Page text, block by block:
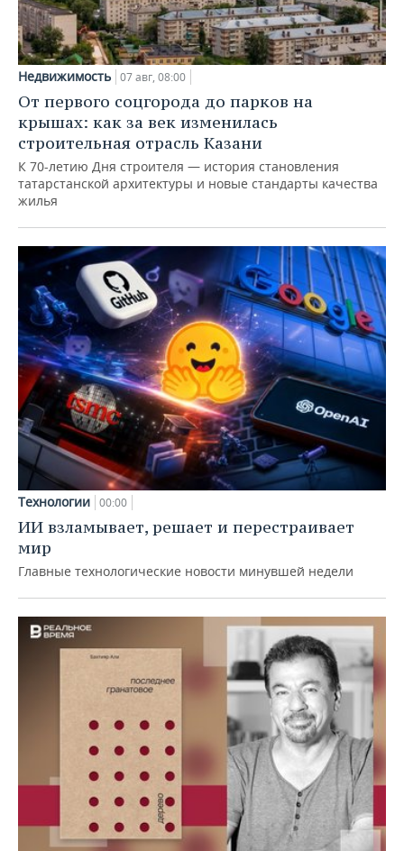
Недвижимость 07 авг, 08:00
От первого соцгорода до парков на
крышах: как за век изменилась
строительная отрасль Казани
К 70-летию Дня строителя — история становления
татарстанской архитектуры и новые стандарты качества
жилья
Технологии 00:00
ИИ взламывает, решает и перестраивает
мир
Главные технологические новости минувшей недели